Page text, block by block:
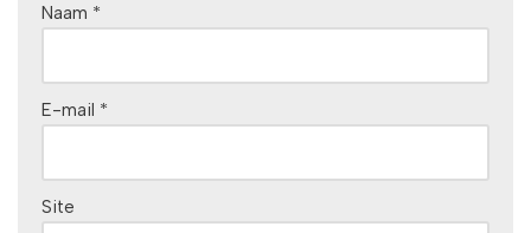
Naam *
E-mail *
Site